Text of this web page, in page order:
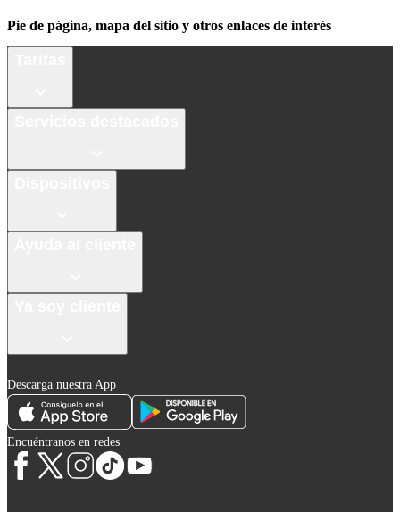
Pie de página, mapa del sitio y otros enlaces de interés
Descarga nuestra App
Encuéntranos en redes